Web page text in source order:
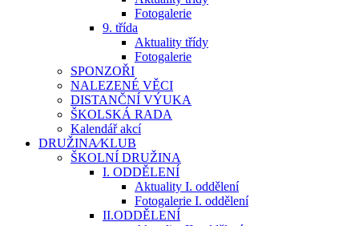
Fotogalerie
9. třída
Aktuality třídy
Fotogalerie
SPONZOŘI
NALEZENÉ VĚCI
DISTANČNÍ VÝUKA
ŠKOLSKÁ RADA
Kalendář akcí
DRUŽINA⁄KLUB
ŠKOLNÍ DRUŽINA
I. ODDĚLENÍ
Aktuality I. oddělení
Fotogalerie I. oddělení
II.ODDĚLENÍ